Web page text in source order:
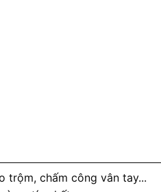
trộm, chấm công vân tay...